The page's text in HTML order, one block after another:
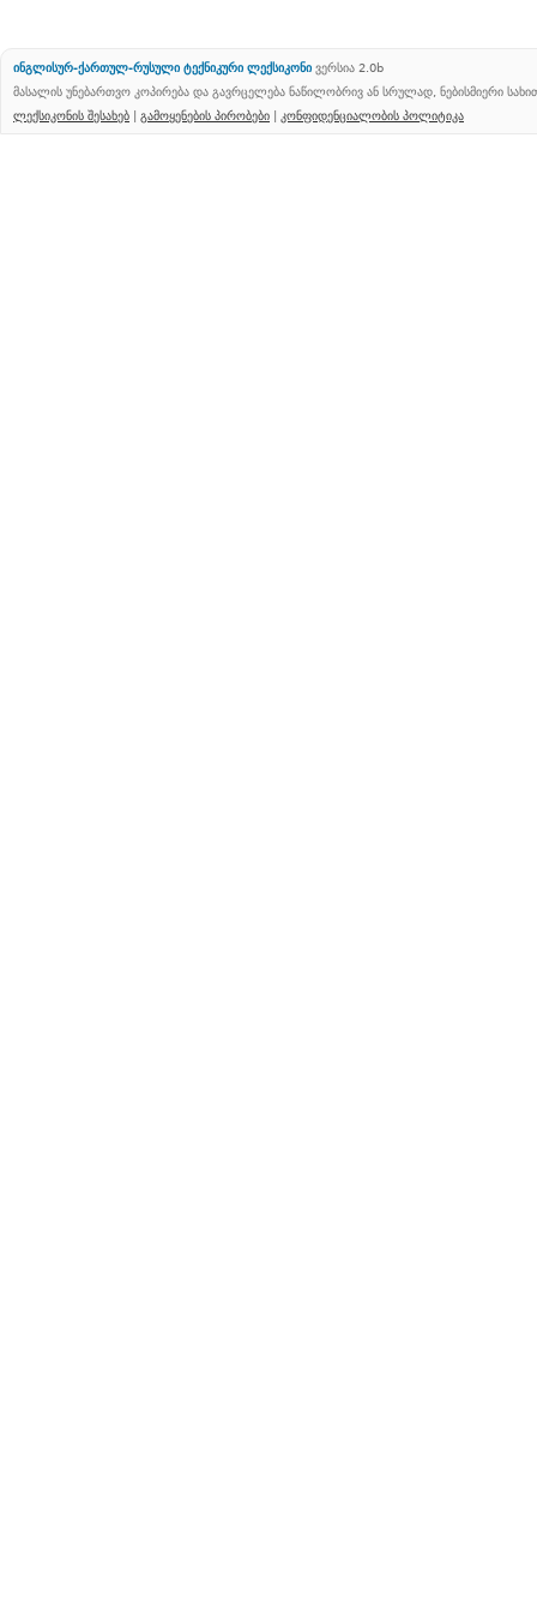
ინგლისურ-ქართულ-რუსული ტექნიკური ლექსიკონი ვერსია 2.0b
მასალის უნებართვო კოპირება და გავრცელება ნაწილობრივ ან სრულად, ნებისმიერი
ლექსიკონის შესახებ | გამოყენების პირობები | კონფიდენციალობის პოლიტიკა